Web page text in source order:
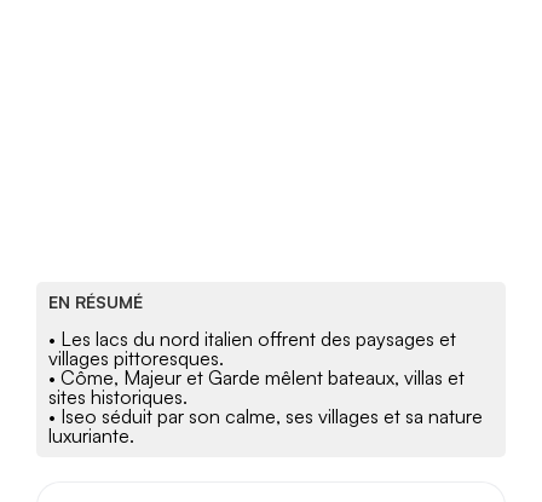
EN RÉSUMÉ
• Les lacs du nord italien offrent des paysages et
villages pittoresques.
• Côme, Majeur et Garde mêlent bateaux, villas et
sites historiques.
• Iseo séduit par son calme, ses villages et sa nature
luxuriante.